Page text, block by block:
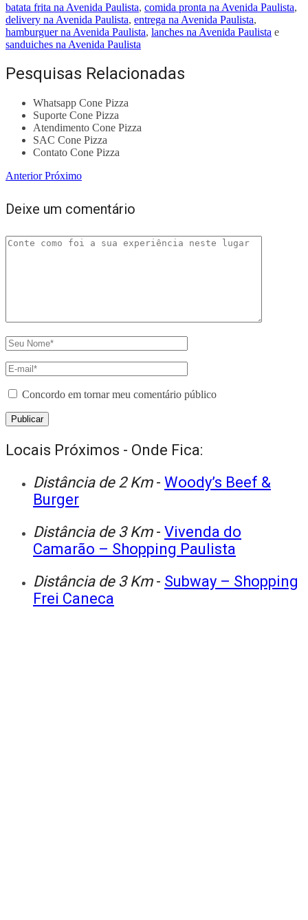
batata frita na Avenida Paulista, comida pronta na Avenida Paulista,
delivery na Avenida Paulista, entrega na Avenida Paulista,
hamburguer na Avenida Paulista, lanches na Avenida Paulista e
sanduiches na Avenida Paulista
Pesquisas Relacionadas
Whatsapp Cone Pizza
Suporte Cone Pizza
Atendimento Cone Pizza
SAC Cone Pizza
Contato Cone Pizza
AnteriorPróximo
Deixe um comentário
Concordo em tornar meu comentário público
Locais Próximos - Onde Fica:
Distância de 2 Km - Woody’s Beef &
Burger
Distância de 3 Km - Vivenda do
Camarão – Shopping Paulista
Distância de 3 Km - Subway – Shopping
Frei Caneca